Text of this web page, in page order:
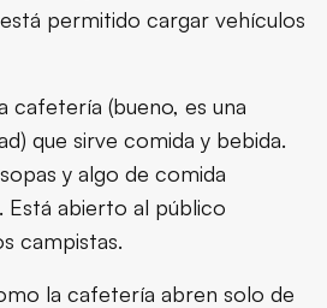
permitido cargar vehículos
cafetería (bueno, es una
que sirve comida y bebida.
y algo de comida
Está abierto al público
campistas.
la cafetería abren solo de